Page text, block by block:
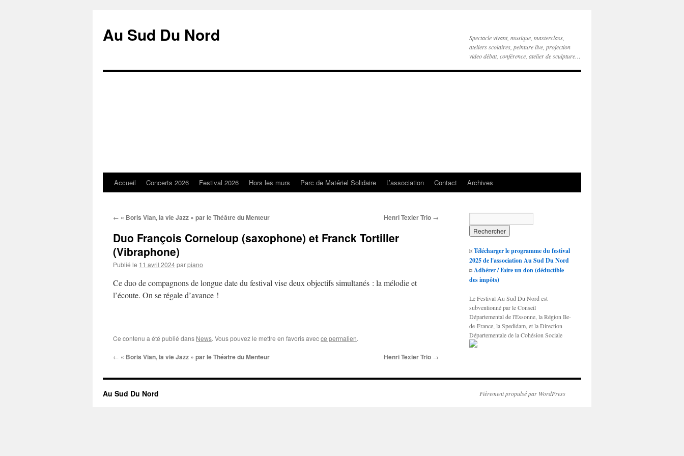
Au Sud Du Nord
Spectacle vivant, musique, masterclass,
ateliers scolaires, peinture live, projection
video débat, conférence, atelier de sculpture…
Aller
contenu
Accueil Concerts 2026 Festival 2026 Hors les murs Parc de Matériel Solidaire L’association Contact Archives
← « Boris Vian, la vie Jazz » par le Théâtre du Menteur Henri Texier Trio →
Duo François Corneloup (saxophone) et Franck Tortiller
(Vibraphone)
Publié le 11 avril 2024parpiano
Ce duo de compagnons de longue date du festival vise deux objectifs simultanés : la mélodie et
l’écoute. On se régale d’avance !
Ce contenu a été publié dans News. Vous pouvez le mettre en favoris avecce permalien.
← « Boris Vian, la vie Jazz » par le Théâtre du Menteur Henri Texier Trio →
¤Télécharger le programme du festival
2025 de l'association Au Sud Du Nord
¤Adhérer / Faire un don (déductible
des impôts)
Le Festival Au Sud Du Nord est
subventionné par le Conseil
Départemental de l'Essonne, la Région Ile-
de-France, la Spedidam, et la Direction
Départementale de la Cohésion Sociale
Au Sud Du Nord Fièrement propulsé par WordPress